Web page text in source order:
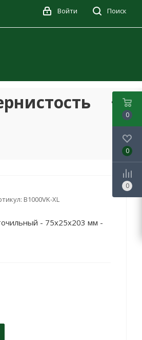
Поиск
Войти
B1000VK-XL
- 75x25x203 мм -
0
0
0